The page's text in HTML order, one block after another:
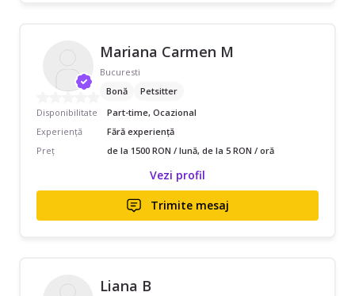
Mariana Carmen M
Bucuresti
Bonă
Petsitter
Disponibilitate
Part-time, Ocazional
Experiență
Fără experiență
Preț
de la 1500 RON / lună, de la 5 RON / oră
Vezi profil
Trimite mesaj
Liana B